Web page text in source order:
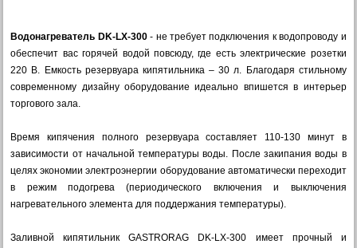
Водонагреватель DK-LX-300- не требует подключения к водопроводу и
обеспечит вас горячей водой повсюду, где есть электрические розетки
220 В. Емкость резервуара кипятильника – 30 л. Благодаря стильному
современному дизайну оборудование идеально впишется в интерьер
торгового зала.
Время кипячения полного резервуара составляет 110-130 минут в
зависимости от начальной температуры воды. После закипания воды в
целях экономии электроэнергии оборудование автоматически переходит
в режим подогрева (периодического включения и выключения
нагревательного элемента для поддержания температуры).
Заливной кипятильник GASTRORAG DK-LX-300 имеет прочный и